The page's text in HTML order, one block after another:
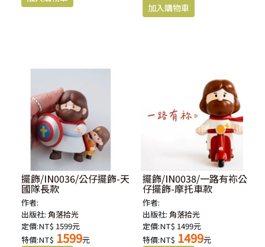
擺飾/IN0036/公仔擺飾-天
國隊長款
作者:
出版社: 角落拾光
定價:NT$ 1599元
特價:NT$ 1599元
擺飾/IN0038/一路有袮公
仔擺飾-摩托車款
作者:
出版社: 角落拾光
定價:NT$ 1499元
特價:NT$ 1499元